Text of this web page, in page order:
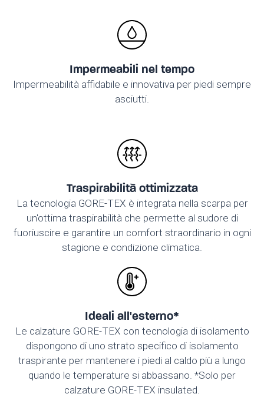
Impermeabili nel tempo
Impermeabilità affidabile e innovativa per piedi sempre
asciutti.
Traspirabilità ottimizzata
La tecnologia GORE-TEX è integrata nella scarpa per
un'ottima traspirabilità che permette al sudore di
fuoriuscire e garantire un comfort straordinario in ogni
stagione e condizione climatica.
Ideali all'esterno*
Le calzature GORE-TEX con tecnologia di isolamento
dispongono di uno strato specifico di isolamento
traspirante per mantenere i piedi al caldo più a lungo
quando le temperature si abbassano. *Solo per
calzature GORE-TEX insulated.